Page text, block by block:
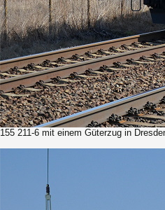
155 211-6 mit einem Güterzug in